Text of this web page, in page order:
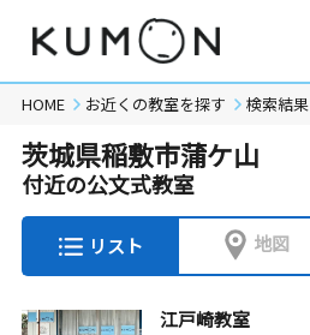
HOME お近くの教室を探す 検索結果
茨城県稲敷市蒲ケ山
付近の公文式教室
リスト 地図
江戸崎教室